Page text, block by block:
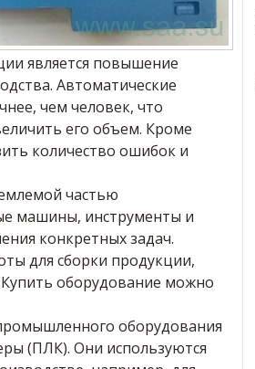
является повышение
Автоматические
чем человек, что
его объем. Кроме
количество ошибок и
частью
машины, инструменты и
конкретных задач.
для сборки продукции,
оборудование можно
оборудования
(ПЛК). Они используются